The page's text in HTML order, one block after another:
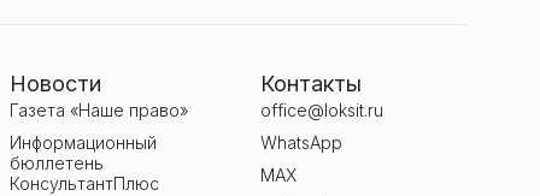
Новости
Газета «Наше право»
Информационный
бюллетень
КонсультантПлюс
Контакты
office@loksit.ru
WhatsApp
MAX